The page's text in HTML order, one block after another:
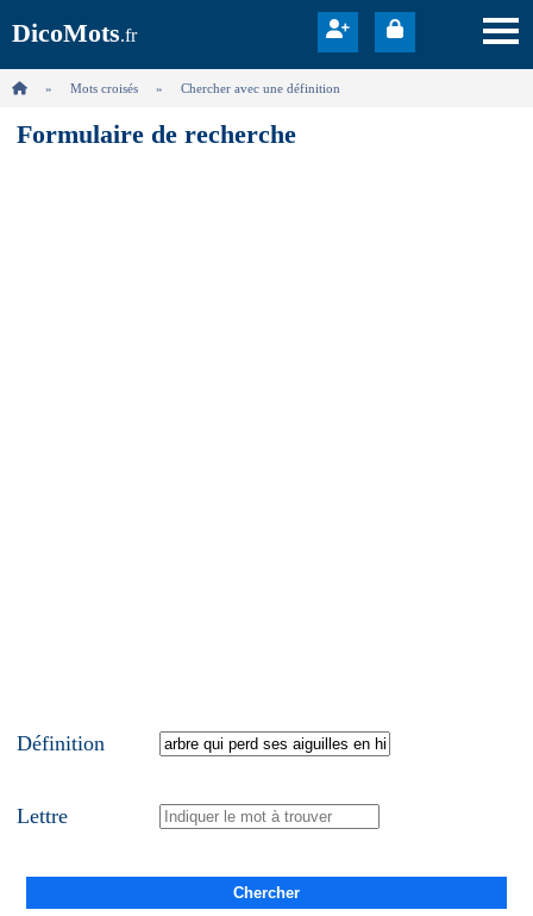
DicoMots.fr
Mots croisés Chercher avec une définition
Formulaire de recherche
Définition
Lettre
Chercher